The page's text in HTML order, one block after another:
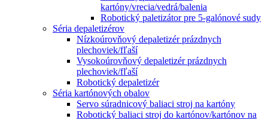
kartóny/vrecia/vedrá/balenia
Robotický paletizátor pre 5-galónové sudy
Séria depaletizérov
Nízkoúrovňový depaletizér prázdnych
plechoviek/fľaší
Vysokoúrovňový depaletizér prázdnych
plechoviek/fľaší
Robotický depaletizér
Séria kartónových obalov
Servo súradnicový baliaci stroj na kartóny
Robotický baliaci stroj do kartónov/kartónov na